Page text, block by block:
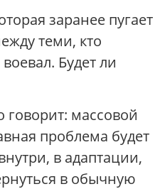
заранее пугает
теми, кто
Будет ли
говорит: массовой
проблема будет
в адаптации,
в обычную